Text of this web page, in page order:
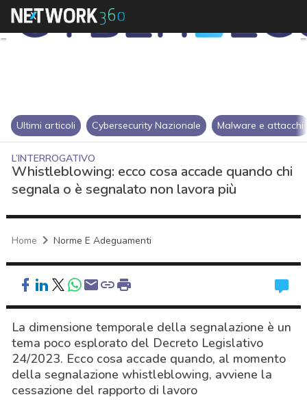
Ultimi articoli Cybersecurity Nazionale Malware e attacchi
L’INTERROGATIVO
Whistleblowing: ecco cosa accade quando chi
segnala o è segnalato non lavora più
Home Norme E Adeguamenti
La dimensione temporale della segnalazione è un
tema poco esplorato del Decreto Legislativo
24/2023. Ecco cosa accade quando, al momento
della segnalazione whistleblowing, avviene la
cessazione del rapporto di lavoro